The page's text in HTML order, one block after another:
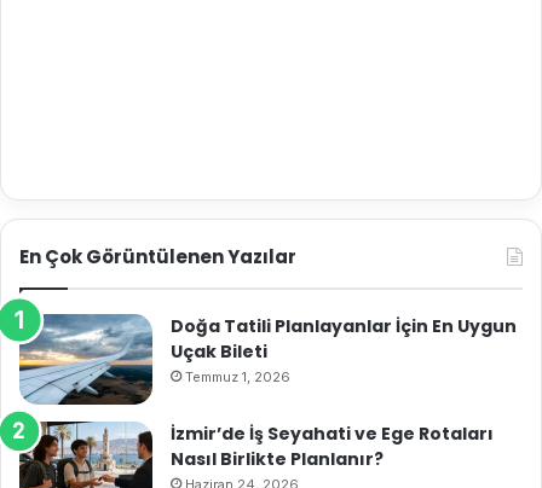
En Çok Görüntülenen Yazılar
Doğa Tatili Planlayanlar İçin En Uygun
Uçak Bileti
Temmuz 1, 2026
İzmir’de İş Seyahati ve Ege Rotaları
Nasıl Birlikte Planlanır?
Haziran 24, 2026